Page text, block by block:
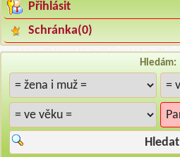
Přihlásit
Schránka(0)
Hledám:
Hledat